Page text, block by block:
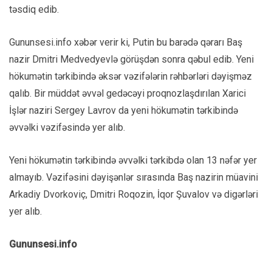
təsdiq edib.
Gununsesi.info xəbər verir ki, Putin bu barədə qərarı Baş
nazir Dmitri Medvedyevlə görüşdən sonra qəbul edib. Yeni
hökumətin tərkibində əksər vəzifələrin rəhbərləri dəyişməz
qalıb. Bir müddət əvvəl gedəcəyi proqnozlaşdırılan Xarici
İşlər naziri Sergey Lavrov da yeni hökumətin tərkibində
əvvəlki vəzifəsində yer alıb.
Yeni hökumətin tərkibində əvvəlki tərkibdə olan 13 nəfər yer
almayıb. Vəzifəsini dəyişənlər sırasında Baş nazirin müavini
Arkadiy Dvorkoviç, Dmitri Roqozin, İqor Şuvalov və digərləri
yer alıb.
Gununsesi.info